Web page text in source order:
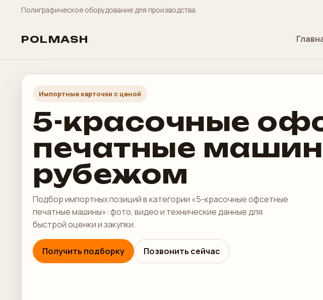
Полиграфическое оборудование для производства
POLMASH
Импортные карточки с ценой
5-красочные
печатные
рубежом
Подбор импортных позиций в категории «5-красочные офсетные
печатные машины»: фото, видео и технические данные для
быстрой оценки и закупки.
Получить подборку Позвонить сейчас